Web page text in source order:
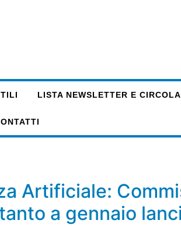
LISTA NEWSLETTER E
Artificiale:
a gennaio